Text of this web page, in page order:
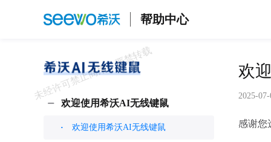
帮助中心
欢迎使用希沃AI无线键鼠
欢迎使用希沃AI无线键鼠
欢
2025-
感谢您